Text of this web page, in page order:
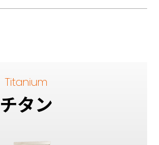
チタン